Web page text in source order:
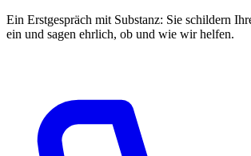
Ein Erstgespräch mit Substanz: Sie schildern
ein und sagen ehrlich, ob und wie wir helfen.